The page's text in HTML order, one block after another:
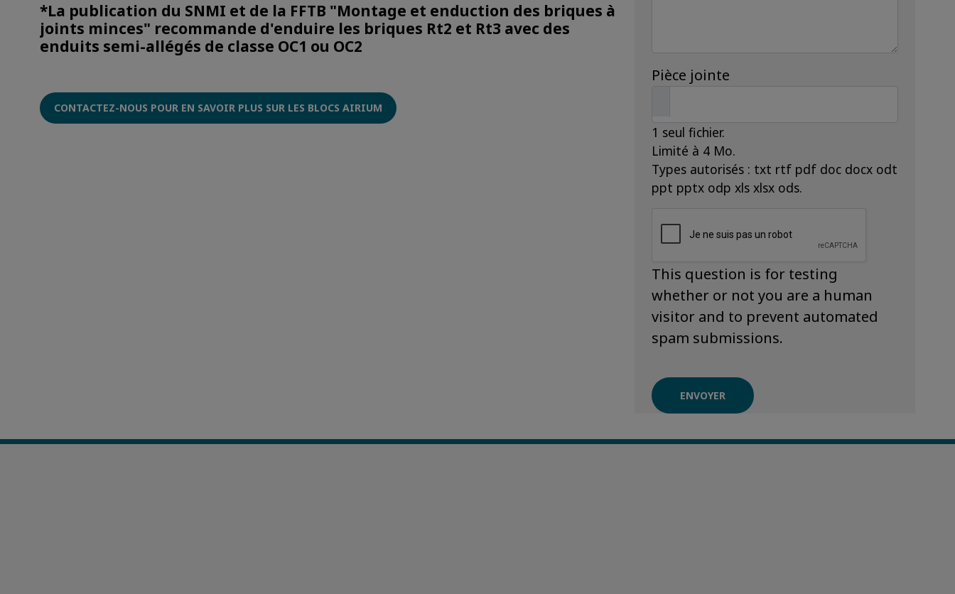
*La publication du SNMI et de la FFTB "Montage et enduction des briques à
joints minces" recommande d'enduire les briques Rt2 et Rt3 avec des
enduits semi-allégés de classe OC1 ou OC2
CONTACTEZ-NOUS POUR EN SAVOIR PLUS SUR LES BLOCS AIRIUM
Pièce jointe
1 seul fichier.
Limité à 4 Mo.
Types autorisés : txt rtf pdf doc docx odt
ppt pptx odp xls xlsx ods.
This question is for testing
whether or not you are a human
visitor and to prevent automated
spam submissions.
ENVOYER